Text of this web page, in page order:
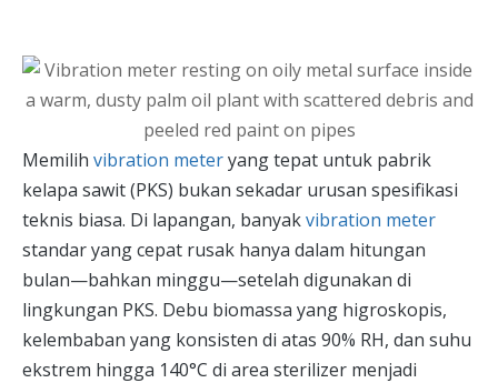
Memilih vibration meteryang tepat untuk pabrik
kelapa sawit (PKS) bukan sekadar urusan spesifikasi
teknis biasa. Di lapangan, banyakvibration meter
standar yang cepat rusak hanya dalam hitungan
bulan—bahkan minggu—setelah digunakan di
lingkungan PKS. Debu biomassa yang higroskopis,
kelembaban yang konsisten di atas 90% RH, dan suhu
ekstrem hingga 140°C di area sterilizer menjadi